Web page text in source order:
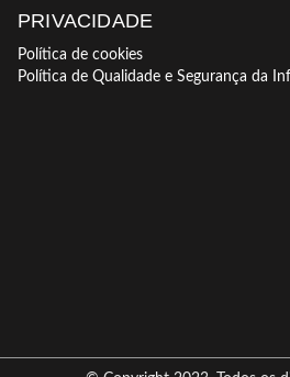
PRIVACIDADE
Política de cookies
Política de Qualidade e Segurança da